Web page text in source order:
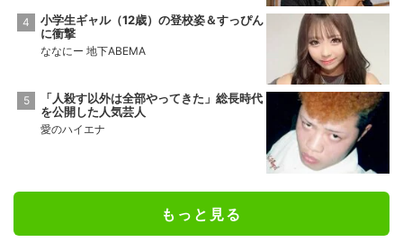
小学生ギャル（12歳）の登校姿＆すっぴん
に衝撃
ななにー 地下ABEMA
「人殺す以外は全部やってきた」総長時代
を公開した人気芸人
愛のハイエナ
もっと見る